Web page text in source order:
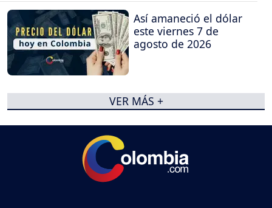
Así amaneció el dólar
este viernes 7 de
agosto de 2026
VER MÁS +